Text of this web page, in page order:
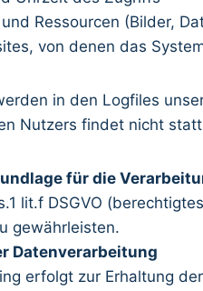
Ressourcen (Bilder,
von denen das
in den Logfiles
Nutzers findet nicht
für die
lit.f DSGVO
gewährleisten.
Datenverarbeitung
erfolgt zur Erhaltung